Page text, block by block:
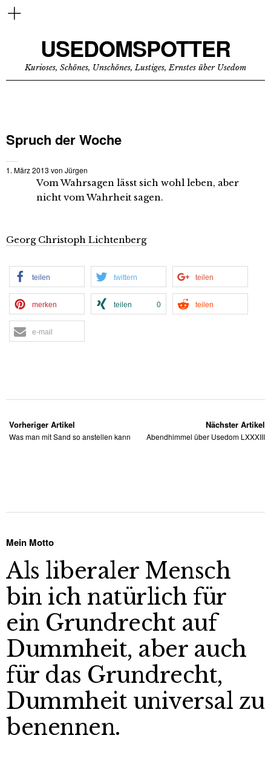
USEDOMSPOTTER
Kurioses, Schönes, Unschönes, Lustiges, Ernstes über Usedom
Spruch der Woche
1. März 2013 von Jürgen
Vom Wahrsagen lässt sich wohl leben, aber
nicht vom Wahrheit sagen.
Georg Christoph Lichtenberg
teilen twittern teilen
merken teilen 0 teilen
e-mail
Vorheriger Artikel
Was man mit Sand so anstellen kann
Nächster Artikel
Abendhimmel über Usedom LXXXIII
Mein Motto
Als liberaler Mensch
bin ich natürlich für
ein Grundrecht auf
Dummheit, aber auch
für das Grundrecht,
Dummheit universal zu
benennen.